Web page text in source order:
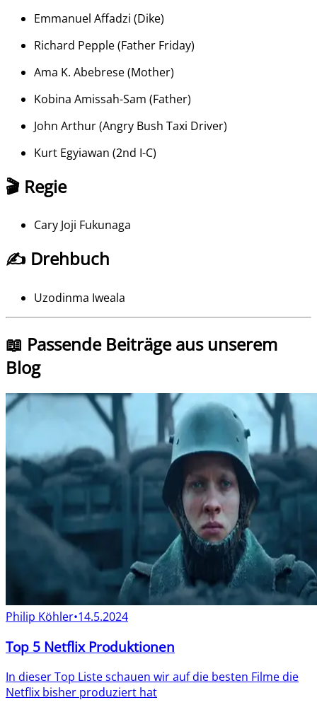
Emmanuel Affadzi (Dike)
Richard Pepple(Father Friday)
Ama K. Abebrese(Mother)
Kobina Amissah-Sam (Father)
John Arthur(Angry Bush Taxi Driver)
Kurt Egyiawan (2nd I-C)
🎬 Regie
Cary Joji Fukunaga
✍️ Drehbuch
Uzodinma Iweala
📖 Passende Beiträge aus unserem
Blog
Philip Köhler•14.5.2024
Top 5 Netflix Produktionen
In dieser Top Liste schauen wir auf die besten Filme die
Netflix bisher produziert hat